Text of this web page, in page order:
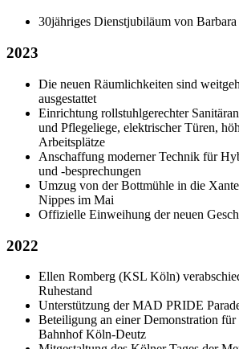
30jähriges Dienstjubiläum von
2023
Die neuen Räumlichkeiten sind
ausgestattet
Einrichtung rollstuhlgerechter
und Pflegeliege, elektrischer Türen,
Arbeitsplätze
Anschaffung moderner Technik für
und -besprechungen
Umzug von der Bottmühle in die
Nippes im Mai
Offizielle Einweihung der neuen
2022
Ellen Romberg (KSL Köln)
Ruhestand
Unterstützung der MAD PRIDE
Beteiligung an einer Demonstration
Bahnhof Köln-Deutz